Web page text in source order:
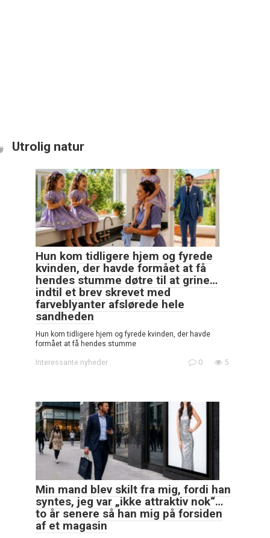
Utrolig natur
Hun kom tidligere hjem og fyrede
kvinden, der havde formået at få
hendes stumme døtre til at grine…
indtil et brev skrevet med
farveblyanter afslørede hele
sandheden
Hun kom tidligere hjem og fyrede kvinden, der havde
formået at få hendes stumme
Interessante nyheder 0 5
Min mand blev skilt fra mig, fordi han
syntes, jeg var „ikke attraktiv nok“…
to år senere så han mig på forsiden
af et magasin